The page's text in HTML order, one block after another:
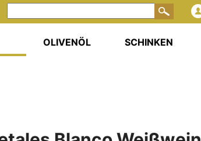
OLIVENÖL SCHINKEN